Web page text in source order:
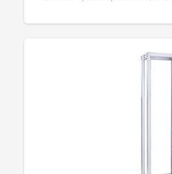
9U. Дверь металлическая с